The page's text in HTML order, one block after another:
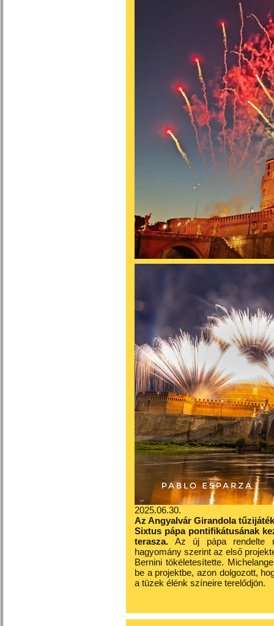
2025.06.30.
Az Angyalvár Girandola
Sixtus pápa pontifikátusának
terasza. Az új pápa rendelte
hagyomány szerint az első
Bernini tökéletesítette.
be a projektbe, azon dolgozott,
a tüzek élénk színeire terelődjön.